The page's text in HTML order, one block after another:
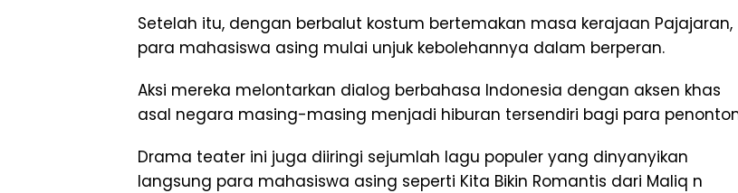
Setelah itu, dengan berbalut kostum bertemakan masa kerajaan Pajajaran,
para mahasiswa asing mulai unjuk kebolehannya dalam berperan.
Aksi mereka melontarkan dialog berbahasa Indonesia dengan aksen khas
asal negara masing-masing menjadi hiburan tersendiri bagi para
Drama teater ini juga diiringi sejumlah lagu populer yang dinyanyikan
langsung para mahasiswa asing seperti Kita Bikin Romantis dari Maliq n